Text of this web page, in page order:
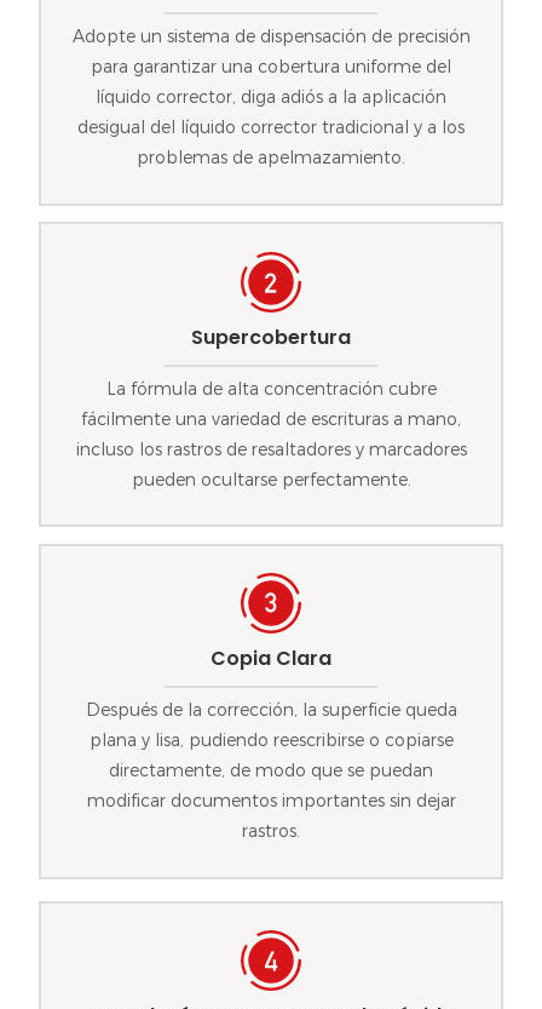
Adopte un sistema de dispensación de precisión
para garantizar una cobertura uniforme del
líquido corrector, diga adiós a la aplicación
desigual del líquido corrector tradicional y a los
problemas de apelmazamiento.
Supercobertura
La fórmula de alta concentración cubre
fácilmente una variedad de escrituras a mano,
incluso los rastros de resaltadores y marcadores
pueden ocultarse perfectamente.
Copia Clara
Después de la corrección, la superficie queda
plana y lisa, pudiendo reescribirse o copiarse
directamente, de modo que se puedan
modificar documentos importantes sin dejar
rastros.